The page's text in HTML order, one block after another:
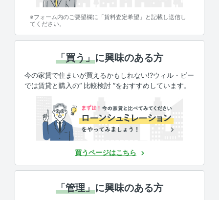
※フォーム内のご要望欄に「賃料査定希望」と記載し送信し
てください。
「買う」に興味のある方
今の家賃で住まいが買えるかもしれない!?ウィル・ビー
では賃貸と購入の“ 比較検討 ”をおすすめしています。
買うページはこちら
「管理」に興味のある方